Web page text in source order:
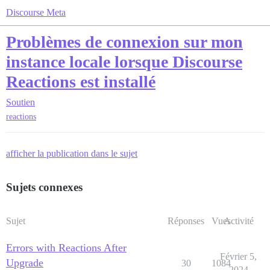
Discourse Meta
Problèmes de connexion sur mon
instance locale lorsque Discourse
Reactions est installé
Soutien
reactions
afficher la publication dans le sujet
Sujets connexes
Sujet Réponses VuesActivité
Errors with Reactions After
Upgrade
30 1084
Février 5,